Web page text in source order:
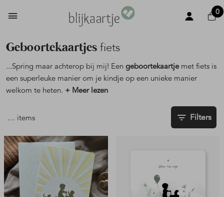
0
Geboortekaartjes fiets
...Spring maar achterop bij mij! Een geboortekaartjemet fiets is
een superleuke manier om je kindje op een unieke manier
welkom te heten. + Meer lezen
… items Filters